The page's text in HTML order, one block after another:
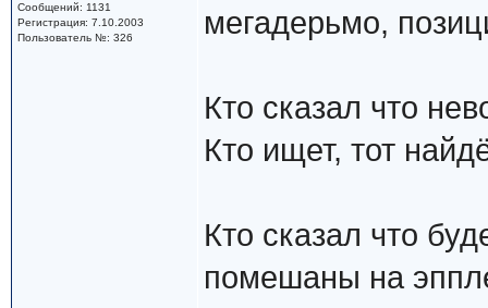
Сообщений: 1131
Регистрация: 7.10.2003
Пользователь №: 326
мегадерьмо,
Кто сказал что
Кто ищет, тот
Кто сказал что
помешаны на